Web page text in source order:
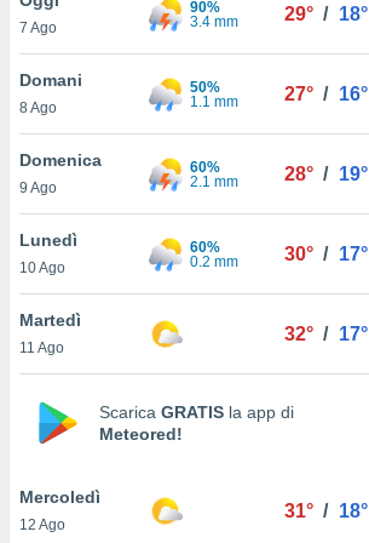
è
al sito
di
ci
di
il
un
la
nella
7 Ago
90%
3.4 mm
29° / 18°
Domani
8 Ago
50%
1.1 mm
27° / 16°
Domenica
9 Ago
60%
2.1 mm
28° / 19°
Lunedì
10 Ago
60%
0.2 mm
30° / 17°
Martedì
11 Ago
32° / 17°
Scarica GRATIS la app di
Meteored!
Mercoledì
12 Ago
31° / 18°